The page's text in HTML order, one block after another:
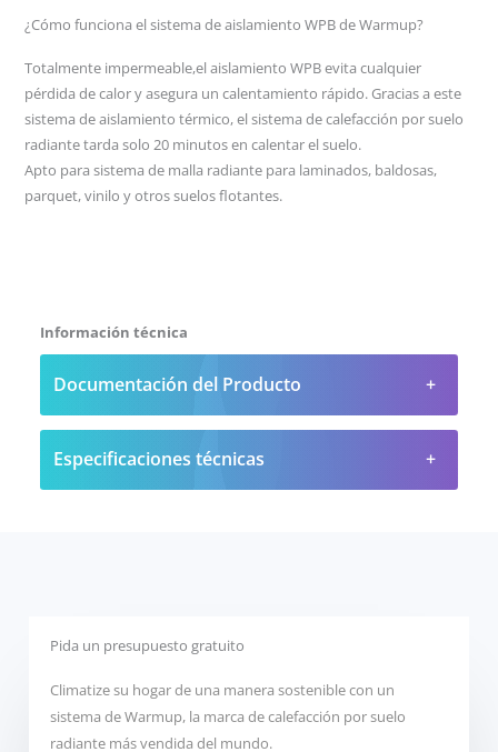
¿Cómo funciona el sistema de aislamiento WPB de Warmup?
Totalmente impermeable,el aislamiento WPB evita cualquier
pérdida de calor y asegura un calentamiento rápido. Gracias a este
sistema de aislamiento térmico, el sistema de calefacción por suelo
radiante tarda solo 20 minutos en calentar el suelo.
Apto para sistema de malla radiante para laminados, baldosas,
parquet, vinilo y otros suelos flotantes.
Información técnica
Documentación del Producto
Especificaciones técnicas
Pida un presupuesto gratuito
Climatize su hogar de una manera sostenible con un
sistema de Warmup, la marca de calefacción por suelo
radiante más vendida del mundo.